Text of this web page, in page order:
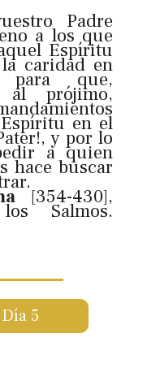
Padre
a los que
Espíritu
caridad en
para que,
prójimo,
en el
y por lo
a quien
hace buscar
[354-430],
Salmos.
5